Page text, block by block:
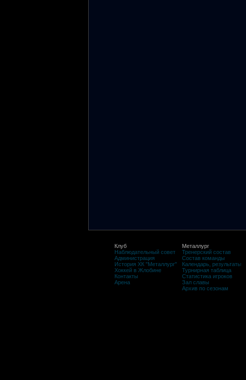
Клуб
Наблюдательный совет
Администрация
История ХК "Металлург"
Хоккей в Жлобине
Контакты
Арена
Металлург
Тренерский состав
Состав команды
Календарь, результаты
Турнирная таблица
Статистика игроков
Зал славы
Архив по сезонам